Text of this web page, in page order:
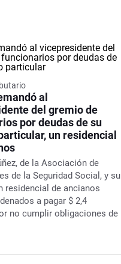
al
del gremio de
por deudas de su
un residencial
de la Asociación de
de la Seguridad Social, y su
residencial de ancianos
a pagar $ 2,4
no cumplir obligaciones de